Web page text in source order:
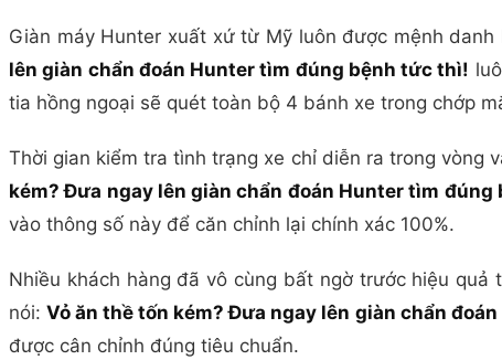
Giàn máy Hunter xuất xứ từ Mỹ luôn được mệnh
lên giàn chẩn đoán Hunter tìm đúng bệnh tức thì!
tia hồng ngoại sẽ quét toàn bộ 4 bánh xe trong chớp
Thời gian kiểm tra tình trạng xe chỉ diễn ra trong vòng
kém? Đưa ngay lên giàn chẩn đoán Hunter tìm đúng
vào thông số này để căn chỉnh lại chính xác 100%.
Nhiều khách hàng đã vô cùng bất ngờ trước hiệu
nói:Vỏ ăn thề tốn kém? Đưa ngay lên giàn chẩn
được cân chỉnh đúng tiêu chuẩn.